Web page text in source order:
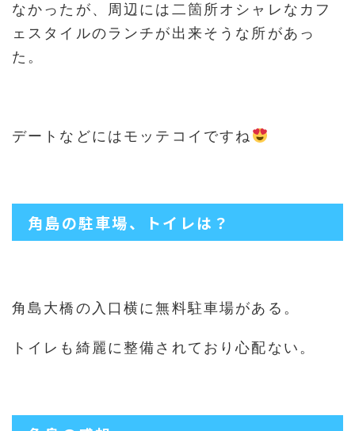
なかったが、周辺には二箇所オシャレなカフ
ェスタイルのランチが出来そうな所があっ
た。
デートなどにはモッテコイですね
角島の駐車場、トイレは？
角島大橋の入口横に無料駐車場がある。
トイレも綺麗に整備されており心配ない。